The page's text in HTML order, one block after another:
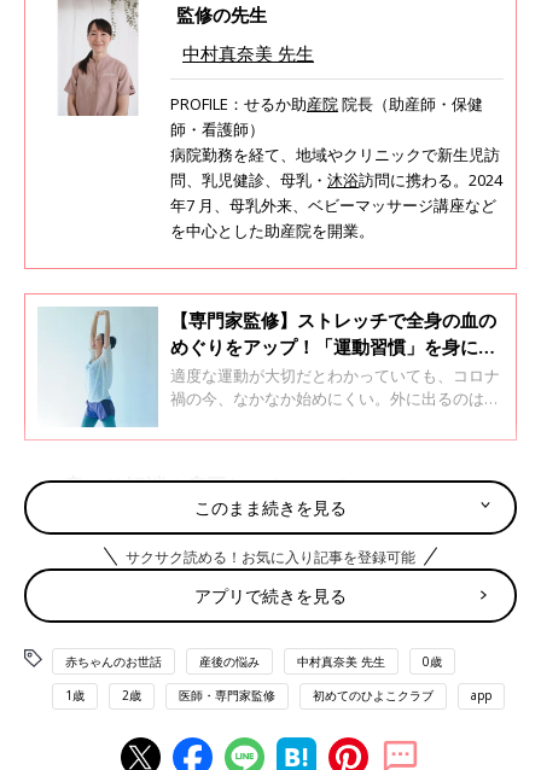
監修の先生
中村真奈美 先生
PROFILE：せるか助産院院長（助産師・保健
師・看護師）
病院勤務を経て、地域やクリニックで新生児訪
問、乳児健診、母乳・ 沐浴訪問に携わる。2024
年7 月、母乳外来、ベビーマッサージ講座など
を中心とした助産院を開業。
【専門家監修】ストレッチで全身の血の
めぐりをアップ！「運動習慣」を身につ
けよう
適度な運動が大切だとわかっていても、コロナ
禍の今、なかなか始めにくい。外に出るのは抵
血流をアップさせることで妊娠体質に近づくと
活と体を見直す基本講座「プレコンセプション
ケア」の視点で、「運動習慣」についてメディ
カル・フィットネス・コーディネーターの竹内
邦子先生に教えてもらいました。
1．肩こり解消！肩回しストレッチ
このまま続きを見る
サクサク読める！お気に入り記事を登録可能
アプリで続きを見る
赤ちゃんのお世話 産後の悩み 中村真奈美 先生 0歳
1歳 2歳 医師・専門家監修 初めてのひよこクラブ app